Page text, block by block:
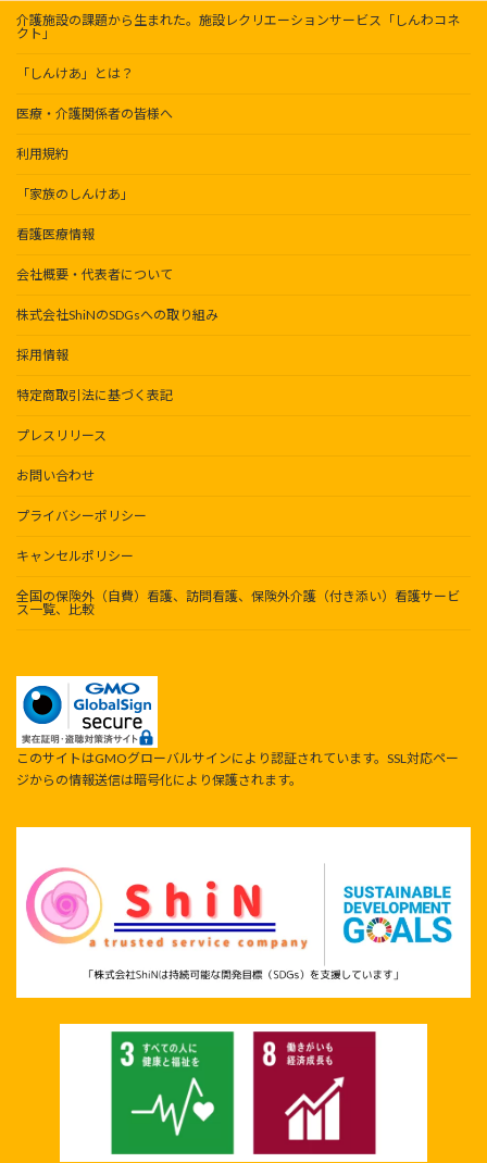
介護施設の課題から生まれた。施設レクリエーションサービス「しんわコネ
クト」
「しんけあ」とは？
医療・介護関係者の皆様へ
利用規約
「家族のしんけあ」
看護医療情報
会社概要・代表者について
株式会社ShiNのSDGsへの取り組み
採用情報
特定商取引法に基づく表記
プレスリリース
お問い合わせ
プライバシーポリシー
キャンセルポリシー
全国の保険外（自費）看護、訪問看護、保険外介護（付き添い）看護サービ
ス一覧、比較
このサイトはGMOグローバルサインにより認証されています。SSL対応ペー
ジからの情報送信は暗号化により保護されます。